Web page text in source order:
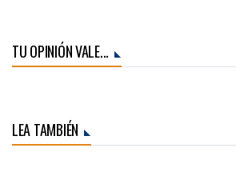
TU OPINIÓN VALE...
LEA TAMBIÉN